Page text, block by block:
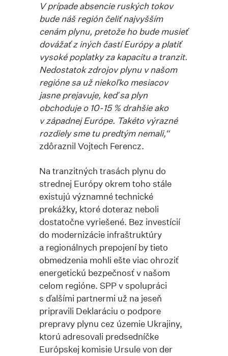
V prípade absencie ruských tokov
bude náš región čeliť najvyšším
cenám plynu, pretože ho bude musieť
dovážať z iných častí Európy a platiť
vysoké poplatky za kapacitu a tranzit.
Nedostatok zdrojov plynu v našom
regióne sa už niekoľko mesiacov
jasne prejavuje, keď sa plyn
obchoduje o 10-15 % drahšie ako
v západnej Európe. Takéto výrazné
rozdiely sme tu predtým nemali,“
zdôraznil Vojtech Ferencz.
Na tranzitných trasách plynu do
strednej Európy okrem toho stále
existujú významné technické
prekážky, ktoré doteraz neboli
dostatočne vyriešené. Bez investícií
do modernizácie infraštruktúry
a regionálnych prepojení by tieto
obmedzenia mohli ešte viac ohroziť
energetickú bezpečnosť v našom
celom regióne. SPP v spolupráci
s ďalšími partnermi už na jeseň
pripravili Deklaráciu o podpore
prepravy plynu cez územie Ukrajiny,
ktorú adresovali predsedníčke
Európskej komisie Ursule von der